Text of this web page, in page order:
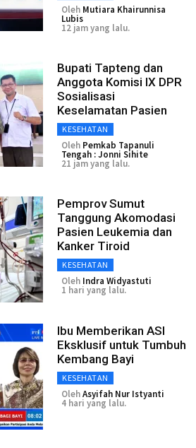
Oleh Mutiara Khairunnisa
Lubis
12 jam yang lalu.
Bupati Tapteng dan
Anggota Komisi IX DPR
Sosialisasi
Keselamatan Pasien
KESEHATAN
Oleh Pemkab Tapanuli
Tengah : Jonni Sihite
21 jam yang lalu.
Pemprov Sumut
Tanggung Akomodasi
Pasien Leukemia dan
Kanker Tiroid
KESEHATAN
Oleh Indra Widyastuti
1 hari yang lalu.
Ibu Memberikan ASI
Eksklusif untuk Tumbuh
Kembang Bayi
KESEHATAN
OlehAsyifah Nur Istyanti
4 hari yang lalu.